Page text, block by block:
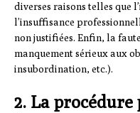
diverses raisons telles que
l’insuffisance
non justifiées. Enfin, la
manquement sérieux aux
insubordination, etc.).
2. La procédure